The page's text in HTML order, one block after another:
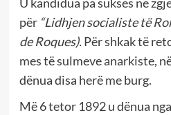
për “Lidhjen socialiste të
de Roques).Për shkak të
mes të sulmeve anarkiste,
dënua disa herë me burg.
Më 6 tetor 1892 u dënua